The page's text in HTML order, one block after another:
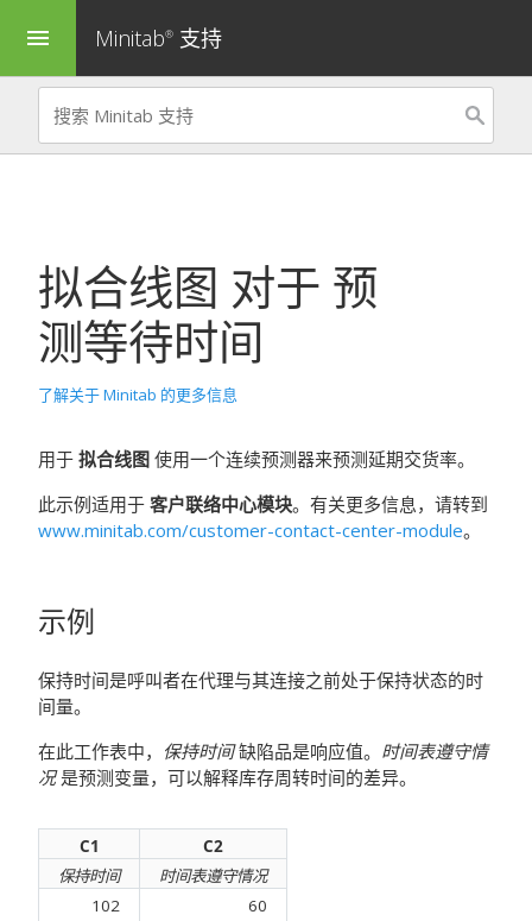
menu Minitab® 支持
拟合线图 对于 预
测等待时间
了解关于 Minitab 的更多信息
用于 拟合线图 使用一个连续预测器来预测延期交货率。
此示例适用于 客户联络中心模块。有关更多信息，请转到
www.minitab.com/customer-contact-center-module。
示例
保持时间是呼叫者在代理与其连接之前处于保持状态的时
间量。
在此工作表中， 保持时间缺陷品是响应值。 时间表遵守情
况是预测变量，可以解释库存周转时间的差异。
C1
C2
保持时间
时间表遵守情况
102
60